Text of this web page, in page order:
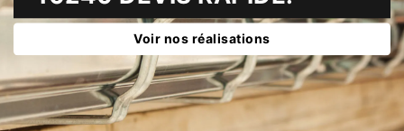
Voir nos réalisations